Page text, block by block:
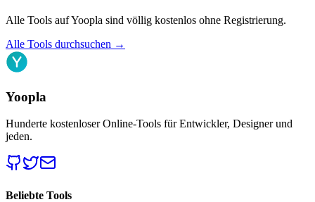
Alle Tools auf Yoopla sind völlig kostenlos ohne Registrierung.
Alle Tools durchsuchen →
Yoopla
Hunderte kostenloser Online-Tools für Entwickler, Designer und
jeden.
Beliebte Tools